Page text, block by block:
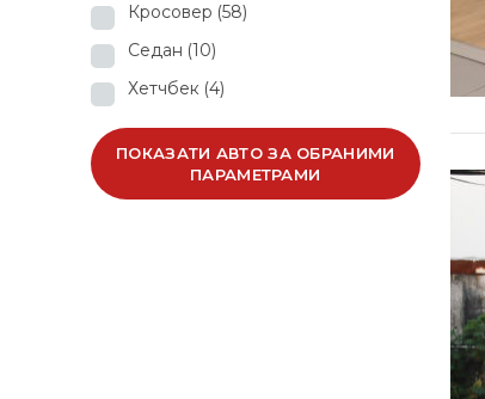
Кросовер (58)
Седан (10)
Хетчбек (4)
ПОКАЗАТИ АВТО ЗА ОБРАНИМИ
ПАРАМЕТРАМИ